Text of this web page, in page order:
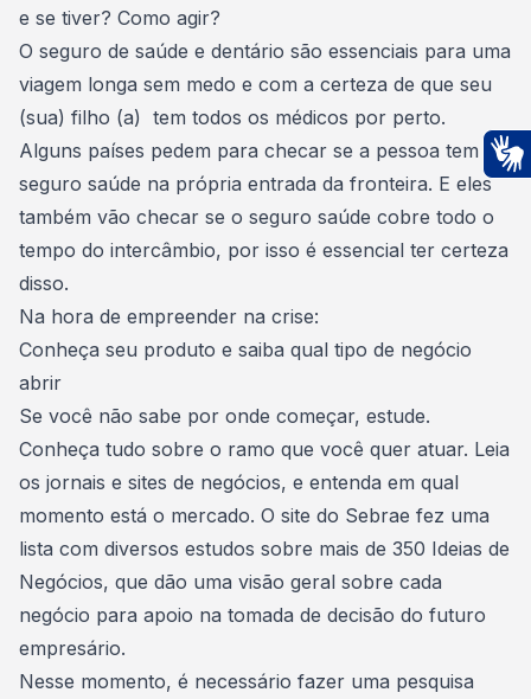
e se tiver? Como agir?
O seguro de saúde e dentário são essenciais para uma
viagem longa sem medo e com a certeza de que seu
(sua) filho (a) tem todos os médicos por perto.
Alguns países pedem para checar se a pessoa tem
seguro saúde na própria entrada da fronteira. E eles
também vão checar se o seguro saúde cobre todo o
tempo do intercâmbio, por isso é essencial ter certeza
disso.
Na hora de empreender na crise:
Conheça seu produto e saiba qual tipo de negócio
abrir
Se você não sabe por onde começar, estude.
Conheça tudo sobre o ramo que você quer atuar. Leia
os jornais e sites de negócios, e entenda em qual
momento está o mercado. O site do Sebrae fez uma
lista com diversos estudos sobre mais de 350 Ideias de
Negócios, que dão uma visão geral sobre cada
negócio para apoio na tomada de decisão do futuro
empresário.
Nesse momento, é necessário fazer uma pesquisa